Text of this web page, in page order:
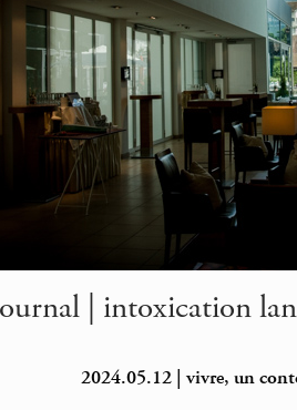
| intoxication
2024.05.12 | vivre, un